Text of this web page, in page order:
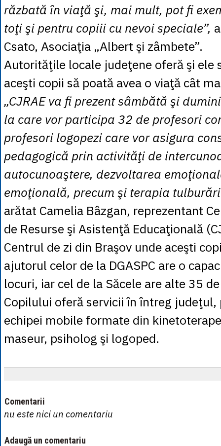
răzbată în viaţă şi, mai mult, pot fi
toţi şi pentru copiii cu nevoi speciale”,
Csato, Asociaţia „Albert şi zâmbete”.
Autorităţile locale judeţene oferă şi ele
aceşti copii să poată avea o viaţă cât
„CJRAE va fi prezent sâmbătă şi
la care vor participa 32 de profesori
profesori logopezi care vor asigura
pedagogică prin activităţi de
autocunoaştere, dezvoltarea
emoţională, precum şi terapia
arătat Camelia Bâzgan, reprezentant
de Resurse şi Asistenţă Educaţională
Centrul de zi din Braşov unde aceşti
ajutorul celor de la DGASPC are o
locuri, iar cel de la Săcele are alte 35
Copilului oferă servicii în întreg
echipei mobile formate din
maseur, psiholog şi logoped.
Comentarii
nu este nici un comentariu
Adaugă un comentariu